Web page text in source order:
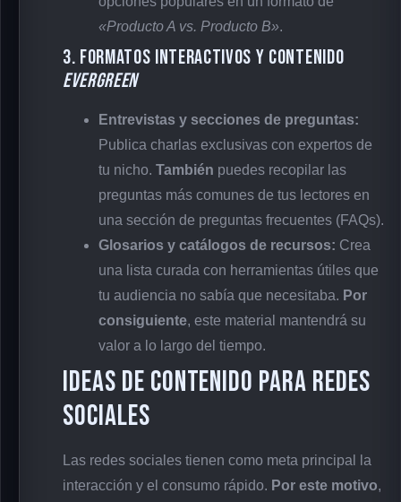
«Producto A vs. Producto B».
3. Formatos interactivos y contenido
Evergreen
Entrevistas y secciones de preguntas:
Publica charlas exclusivas con expertos de
tu nicho. También puedes recopilar las
preguntas más comunes de tus lectores en
una sección de preguntas frecuentes (FAQs).
Glosarios y catálogos de recursos: Crea
una lista curada con herramientas útiles que
tu audiencia no sabía que necesitaba. Por
consiguiente, este material mantendrá su
valor a lo largo del tiempo.
Ideas de contenido para redes
sociales
Las redes sociales tienen como meta principal la
interacción y el consumo rápido. Por este motivo,